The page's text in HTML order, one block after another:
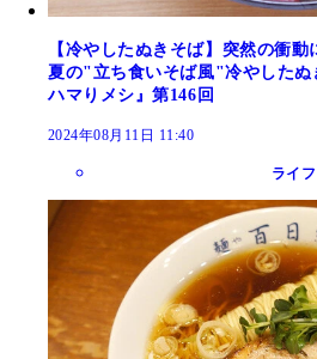
【冷やしたぬきそば】突然の衝
夏の"立ち食いそば風"冷やしたぬ
ハマりメシ』第146回
2024年08月11日 11:40
ライ